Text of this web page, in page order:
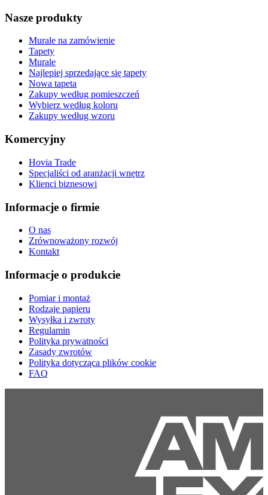
Nasze produkty
Murale na zamówienie
Tapety
Murale
Najlepiej sprzedające się tapety
Nowa tapeta
Zakupy według pomieszczeń
Wybierz według koloru
Zakupy według wzoru
Komercyjny
Hovia Trade
Specjaliści od aranżacji wnętrz
Klienci biznesowi
Informacje o firmie
O nas
Zrównoważony rozwój
Kontakt
Informacje o produkcie
Pomiar i montaż
Rodzaje papieru
Wysyłka i zwroty
Regulamin
Polityka prywatności
Zasady zwrotów
Polityka dotycząca plików cookie
FAQ